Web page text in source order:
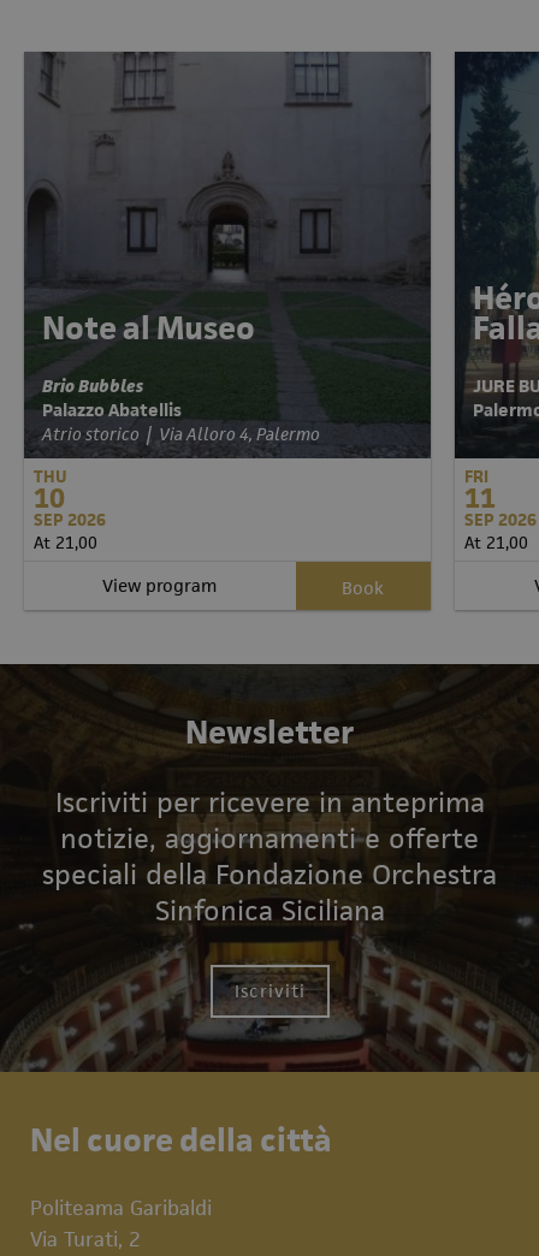
Note al Museo
Brio Bubbles
Palazzo Abatellis
Atrio storico | Via Alloro 4, Palermo
THU
10
SEP 2026
At 21,00
View program Book
JURE
FRI
11
SEP 2026
At 21,00
Newsletter
Iscriviti per ricevere in anteprima
notizie, aggiornamenti e offerte
speciali della Fondazione Orchestra
Sinfonica Siciliana
Iscriviti
Nel cuore della città
Politeama Garibaldi
Via Turati, 2